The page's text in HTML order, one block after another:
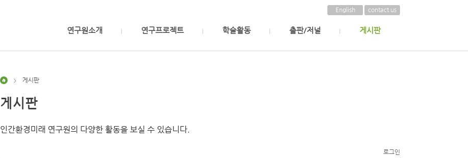
contact us
English
연구원소개 연구프로젝트 학술활동 출판/저널 게시판
> 게시판
게시판
인간환경미래 연구원의 다양한 활동을 보실 수 있습니다.
로그인